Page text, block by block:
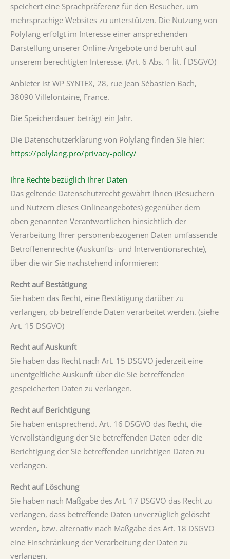
speichert eine Sprachpräferenz für den Besucher, um
mehrsprachige Websites zu unterstützen. Die Nutzung von
Polylang erfolgt im Interesse einer ansprechenden
Darstellung unserer Online-Angebote und beruht auf
unserem berechtigten Interesse. (Art. 6 Abs. 1 lit. f DSGVO)
Anbieter ist WP SYNTEX, 28, rue Jean Sébastien Bach,
38090 Villefontaine, France.
Die Speicherdauer beträgt ein Jahr.
Die Datenschutzerklärung von Polylang finden Sie hier:
https://polylang.pro/privacy-policy/
Ihre Rechte bezüglich Ihrer Daten
Das geltende Datenschutzrecht gewährt Ihnen (Besuchern
und Nutzern dieses Onlineangebotes) gegenüber dem
oben genannten Verantwortlichen hinsichtlich der
Verarbeitung Ihrer personenbezogenen Daten umfassende
Betroffenenrechte (Auskunfts- und Interventionsrechte),
über die wir Sie nachstehend informieren:
Recht auf Bestätigung
Sie haben das Recht, eine Bestätigung darüber zu
verlangen, ob betreffende Daten verarbeitet werden. (siehe
Art. 15 DSGVO)
Recht auf Auskunft
Sie haben das Recht nach Art. 15 DSGVO jederzeit eine
unentgeltliche Auskunft über die Sie betreffenden
gespeicherten Daten zu verlangen.
Recht auf Berichtigung
Sie haben entsprechend. Art. 16 DSGVO das Recht, die
Vervollständigung der Sie betreffenden Daten oder die
Berichtigung der Sie betreffenden unrichtigen Daten zu
verlangen.
Recht auf Löschung
Sie haben nach Maßgabe des Art. 17 DSGVO das Recht zu
verlangen, dass betreffende Daten unverzüglich gelöscht
werden, bzw. alternativ nach Maßgabe des Art. 18 DSGVO
eine Einschränkung der Verarbeitung der Daten zu
verlangen.